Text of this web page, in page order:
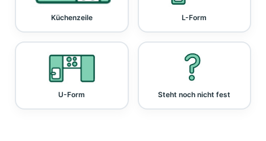
Küchenzeile L-Form
U-Form Steht noch nicht fest